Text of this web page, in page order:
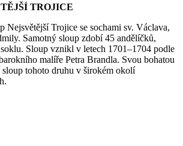
TROJICE
Nejsvětější Trojice se sochami sv. Václava,
Samotný sloup zdobí 45 andělíčků,
Sloup vznikl v letech 1701–1704 podle
malíře Petra Brandla. Svou bohatou
tohoto druhu v širokém okolí